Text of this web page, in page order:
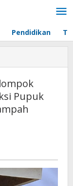
Pendidikan
Desa
POCABA
Pupuk